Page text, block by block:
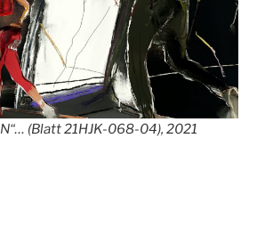
(Blatt 21HJK-068-04), 2021